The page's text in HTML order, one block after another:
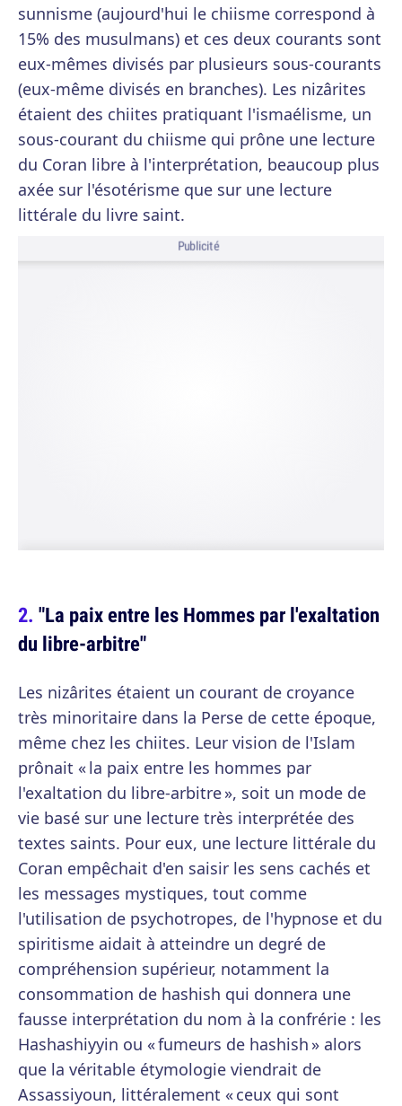
sunnisme (aujourd'hui le chiisme correspond à
15% des musulmans) et ces deux courants sont
eux-mêmes divisés par plusieurs sous-courants
(eux-même divisés en branches). Les nizârites
étaient des chiites pratiquant l'ismaélisme, un
sous-courant du chiisme qui prône une lecture
du Coran libre à l'interprétation, beaucoup plus
axée sur l'ésotérisme que sur une lecture
littérale du livre saint.
Publicité
"La paix entre les Hommes par l'exaltation
du libre-arbitre"
Les nizârites étaient un courant de croyance
très minoritaire dans la Perse de cette époque,
même chez les chiites. Leur vision de l'Islam
prônait « la paix entre les hommes par
l'exaltation du libre-arbitre », soit un mode de
vie basé sur une lecture très interprétée des
textes saints. Pour eux, une lecture littérale du
Coran empêchait d'en saisir les sens cachés et
les messages mystiques, tout comme
l'utilisation de psychotropes, de l'hypnose et du
spiritisme aidait à atteindre un degré de
compréhension supérieur, notamment la
consommation de hashish qui donnera une
fausse interprétation du nom à la confrérie : les
Hashashiyyin ou « fumeurs de hashish » alors
que la véritable étymologie viendrait de
Assassiyoun, littéralement « ceux qui sont